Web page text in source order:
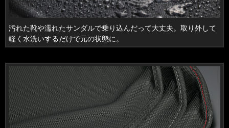
汚れた靴や濡れたサンダルで乗り込んだって大丈夫。取り外して
軽く水洗いするだけで元の状態に。